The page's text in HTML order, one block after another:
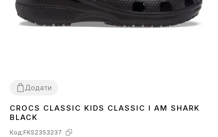
Додати
242526 27282930 31323334 35
CROCS CLASSIC KIDS CLASSIC I AM SHARK
BLACK
Код:FKS2353237